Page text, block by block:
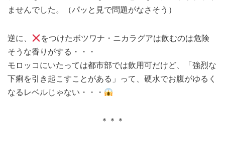
ませんでした。（パッと見で問題がなさそう）
逆に、
をつけたボツワナ・ニカラグアは飲むのは危険
そうな香りがする・・・
モロッコにいたっては都市部では飲用可だけど、「強烈な
下痢を引き起こすことがある」って、硬水でお腹がゆるく
なるレベルじゃない・・・
＊＊＊